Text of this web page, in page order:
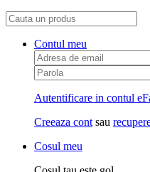
Contul meu
Autentificare in contul
Creeaza cont sau
Cosul meu